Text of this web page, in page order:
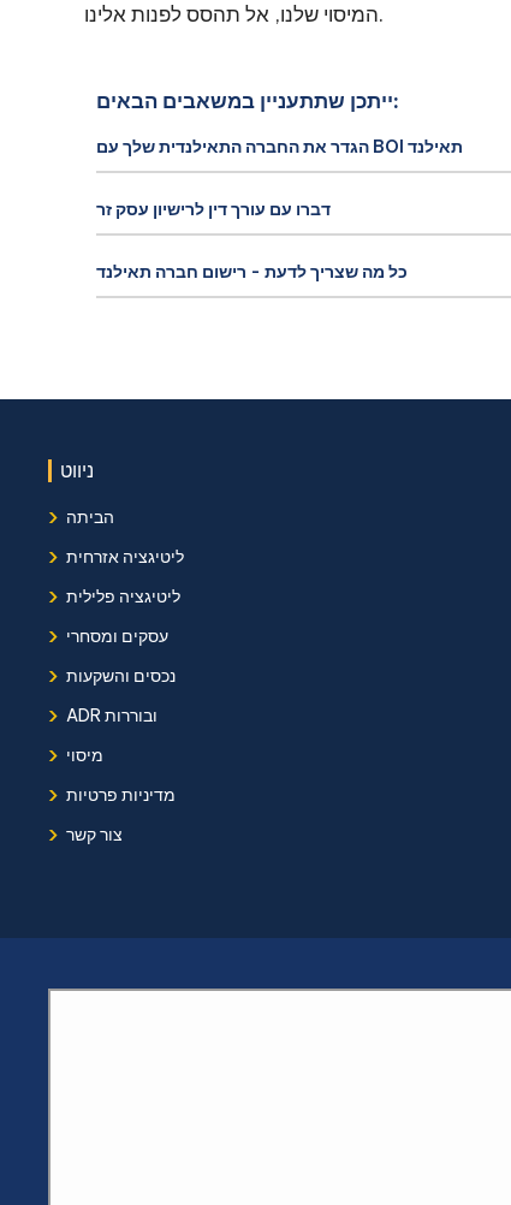
המיסוי שלנו, אל תהסס לפנות אלינו.
ייתכן שתתעניין במשאבים הבאים:
הגדר את החברה התאילנדית שלך עם BOI תאילנד
דברו עם עורך דין לרישיון עסק זר
כל מה שצריך לדעת - רישום חברה תאילנד
ניווט
› הביתה
› ליטיגציה אזרחית
› ליטיגציה פלילית
› עסקים ומסחרי
› נכסים והשקעות
› ADR ובוררות
› מיסוי
› מדיניות פרטיות
› צור קשר